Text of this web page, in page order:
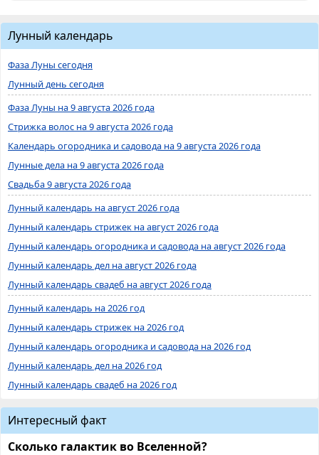
Лунный календарь
Фаза Луны сегодня
Лунный день сегодня
Фаза Луны на 9 августа 2026 года
Стрижка волос на 9 августа 2026 года
Календарь огородника и садовода на 9 августа 2026 года
Лунные дела на 9 августа 2026 года
Свадьба 9 августа 2026 года
Лунный календарь на август 2026 года
Лунный календарь стрижек на август 2026 года
Лунный календарь огородника и садовода на август 2026 года
Лунный календарь дел на август 2026 года
Лунный календарь свадеб на август 2026 года
Лунный календарь на 2026 год
Лунный календарь стрижек на 2026 год
Лунный календарь огородника и садовода на 2026 год
Лунный календарь дел на 2026 год
Лунный календарь свадеб на 2026 год
Интересный факт
Сколько галактик во Вселенной?